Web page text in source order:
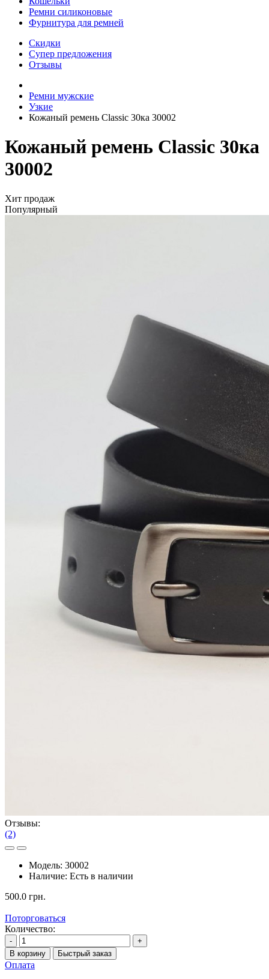
Ремни силиконовые
Фурнитура для ремней
Скидки
Супер предложения
Отзывы
Ремни мужские
Узкие
Кожаный ремень Classic 30ка 30002
Кожаный ремень Classic 30ка
30002
Хит продаж
Популярный
Отзывы:
(2)
Модель: 30002
Наличие: Есть в наличии
500.0 грн.
Поторговаться
Количество:
-
+
В корзину
Быстрый заказ
Оплата